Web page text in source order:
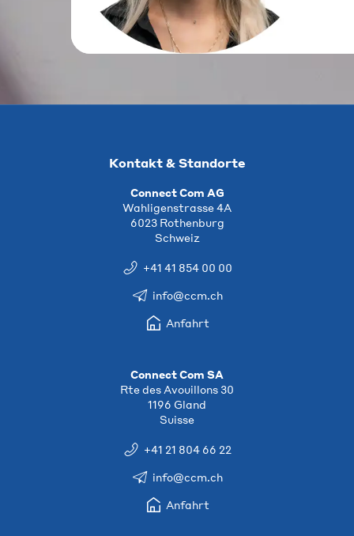
Kontakt & Standorte
Connect Com AG
Wahligenstrasse 4A
6023 Rothenburg
Schweiz
+41 41 854 00 00
info@ccm.ch
Anfahrt
Connect Com SA
Rte des Avouillons 30
1196 Gland
Suisse
+41 21 804 66 22
info@ccm.ch
Anfahrt